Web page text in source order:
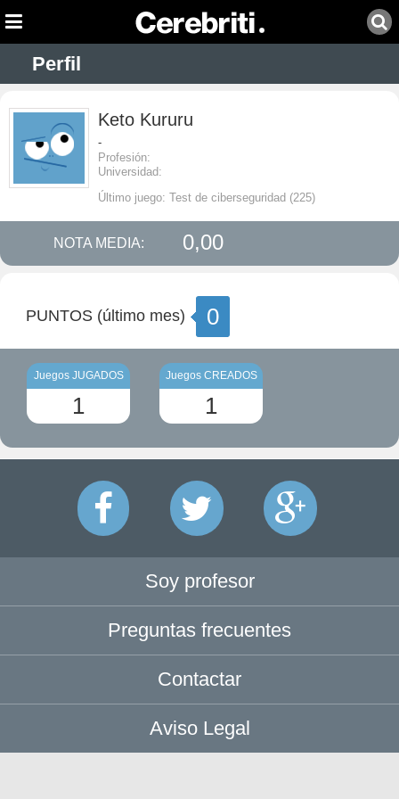
Perfil
Keto Kururu
-
Profesión:
Universidad:
Último juego: Test de ciberseguridad (225)
NOTA MEDIA: 0,00
PUNTOS (último mes) 0
Juegos JUGADOS
1
Juegos CREADOS
1
Soy profesor
Preguntas frecuentes
Contactar
Aviso Legal